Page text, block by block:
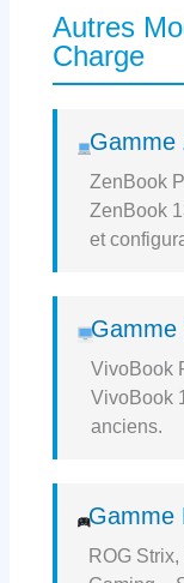
Autres
Charge
Gamme
ZenBook
ZenBook
et
Gamme
VivoBook
VivoBook
anciens.
Gamme
ROG